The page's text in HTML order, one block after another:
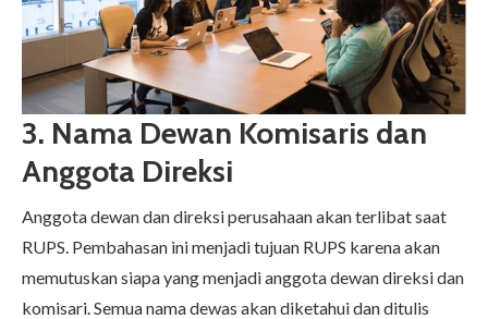
3. Nama Dewan Komisaris dan
Anggota Direksi
Anggota dewan dan direksi perusahaan akan terlibat saat
RUPS. Pembahasan ini menjadi tujuan RUPS karena akan
memutuskan siapa yang menjadi anggota dewan direksi dan
komisari. Semua nama dewas akan diketahui dan ditulis